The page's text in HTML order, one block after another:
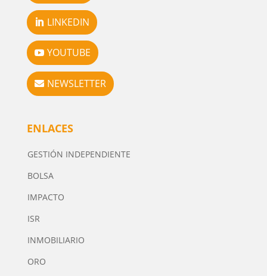
LINKEDIN
YOUTUBE
NEWSLETTER
ENLACES
GESTIÓN INDEPENDIENTE
BOLSA
IMPACTO
ISR
INMOBILIARIO
ORO